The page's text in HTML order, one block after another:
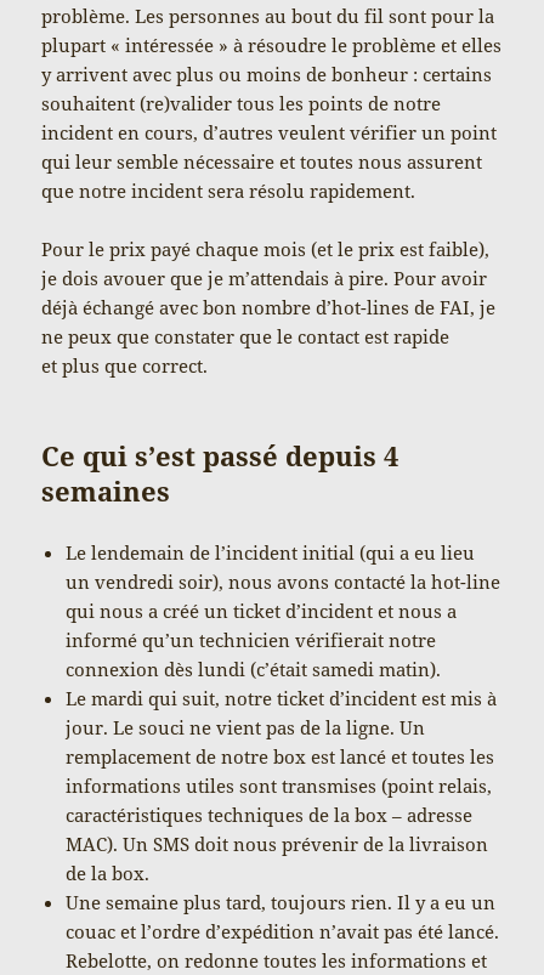
problème. Les personnes au bout du fil sont pour la
plupart « intéressée » à résoudre le problème et elles
y arrivent avec plus ou moins de bonheur : certains
souhaitent (re)valider tous les points de notre
incident en cours, d’autres veulent vérifier un point
qui leur semble nécessaire et toutes nous assurent
que notre incident sera résolu rapidement.
Pour le prix payé chaque mois (et le prix est faible),
je dois avouer que je m’attendais à pire. Pour avoir
déjà échangé avec bon nombre d’hot-lines de FAI, je
ne peux que constater que le contact est rapide
et plus que correct.
Ce qui s’est passé depuis 4
semaines
Le lendemain de l’incident initial (qui a eu lieu
un vendredi soir), nous avons contacté la hot-line
qui nous a créé un ticket d’incident et nous a
informé qu’un technicien vérifierait notre
connexion dès lundi (c’était samedi matin).
Le mardi qui suit, notre ticket d’incident est mis à
jour. Le souci ne vient pas de la ligne. Un
remplacement de notre box est lancé et toutes les
informations utiles sont transmises (point relais,
caractéristiques techniques de la box – adresse
MAC). Un SMS doit nous prévenir de la livraison
de la box.
Une semaine plus tard, toujours rien. Il y a eu un
couac et l’ordre d’expédition n’avait pas été lancé.
Rebelotte, on redonne toutes les informations et